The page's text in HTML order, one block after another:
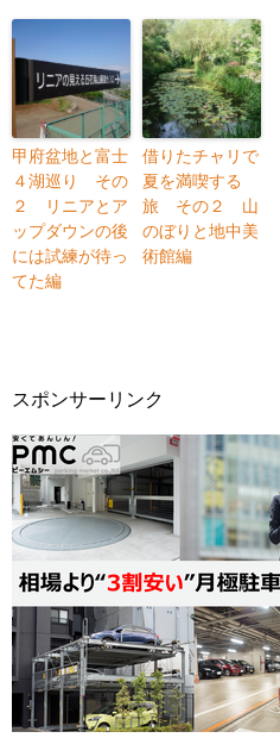
甲府盆地と富士
４湖巡り その
２ リニアとア
ップダウンの後
には試練が待っ
てた編
借りたチャリで
夏を満喫する
旅 その２ 山
のぼりと地中美
術館編
スポンサーリンク